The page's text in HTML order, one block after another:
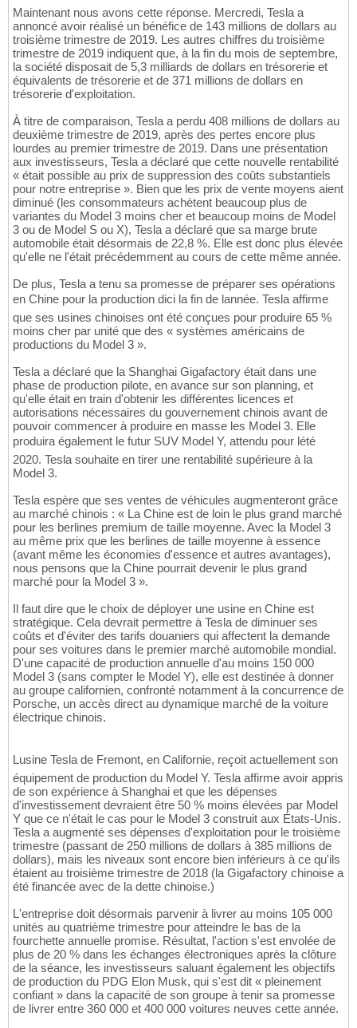
Maintenant nous avons cette réponse. Mercredi, Tesla a
annoncé avoir réalisé un bénéfice de 143 millions de dollars au
troisième trimestre de 2019. Les autres chiffres du troisième
trimestre de 2019 indiquent que, à la fin du mois de septembre,
la société disposait de 5,3 milliards de dollars en trésorerie et
équivalents de trésorerie et de 371 millions de dollars en
trésorerie d'exploitation.
À titre de comparaison, Tesla a perdu 408 millions de dollars au
deuxième trimestre de 2019, après des pertes encore plus
lourdes au premier trimestre de 2019. Dans une présentation
aux investisseurs, Tesla a déclaré que cette nouvelle rentabilité
« était possible au prix de suppression des coûts substantiels
pour notre entreprise ». Bien que les prix de vente moyens aient
diminué (les consommateurs achètent beaucoup plus de
variantes du Model 3 moins cher et beaucoup moins de Model
3 ou de Model S ou X), Tesla a déclaré que sa marge brute
automobile était désormais de 22,8 %. Elle est donc plus élevée
qu'elle ne l'était précédemment au cours de cette même année.
De plus, Tesla a tenu sa promesse de préparer ses opérations
en Chine pour la production dici la fin de lannée. Tesla affirme
que ses usines chinoises ont été conçues pour produire 65 %
moins cher par unité que des « systèmes américains de
productions du Model 3 ».
Tesla a déclaré que la Shanghai Gigafactory était dans une
phase de production pilote, en avance sur son planning, et
qu'elle était en train d'obtenir les différentes licences et
autorisations nécessaires du gouvernement chinois avant de
pouvoir commencer à produire en masse les Model 3. Elle
produira également le futur SUV Model Y, attendu pour lété
2020. Tesla souhaite en tirer une rentabilité supérieure à la
Model 3.
Tesla espère que ses ventes de véhicules augmenteront grâce
au marché chinois : « La Chine est de loin le plus grand marché
pour les berlines premium de taille moyenne. Avec la Model 3
au même prix que les berlines de taille moyenne à essence
(avant même les économies d'essence et autres avantages),
nous pensons que la Chine pourrait devenir le plus grand
marché pour la Model 3 ».
Il faut dire que le choix de déployer une usine en Chine est
stratégique. Cela devrait permettre à Tesla de diminuer ses
coûts et d'éviter des tarifs douaniers qui affectent la demande
pour ses voitures dans le premier marché automobile mondial.
D'une capacité de production annuelle d'au moins 150 000
Model 3 (sans compter le Model Y), elle est destinée à donner
au groupe californien, confronté notamment à la concurrence de
Porsche, un accès direct au dynamique marché de la voiture
électrique chinois.
Lusine Tesla de Fremont, en Californie, reçoit actuellement son
équipement de production du Model Y. Tesla affirme avoir appris
de son expérience à Shanghai et que les dépenses
d'investissement devraient être 50 % moins élevées par Model
Y que ce n'était le cas pour le Model 3 construit aux États-Unis.
Tesla a augmenté ses dépenses d'exploitation pour le troisième
trimestre (passant de 250 millions de dollars à 385 millions de
dollars), mais les niveaux sont encore bien inférieurs à ce qu'ils
étaient au troisième trimestre de 2018 (la Gigafactory chinoise a
été financée avec de la dette chinoise.)
L'entreprise doit désormais parvenir à livrer au moins 105 000
unités au quatrième trimestre pour atteindre le bas de la
fourchette annuelle promise. Résultat, l'action s'est envolée de
plus de 20 % dans les échanges électroniques après la clôture
de la séance, les investisseurs saluant également les objectifs
de production du PDG Elon Musk, qui s'est dit « pleinement
confiant » dans la capacité de son groupe à tenir sa promesse
de livrer entre 360 000 et 400 000 voitures neuves cette année.